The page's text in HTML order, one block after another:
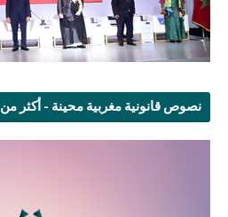
نصوص قانونية مغربية محينة - أكثر من 150 نص قانوني